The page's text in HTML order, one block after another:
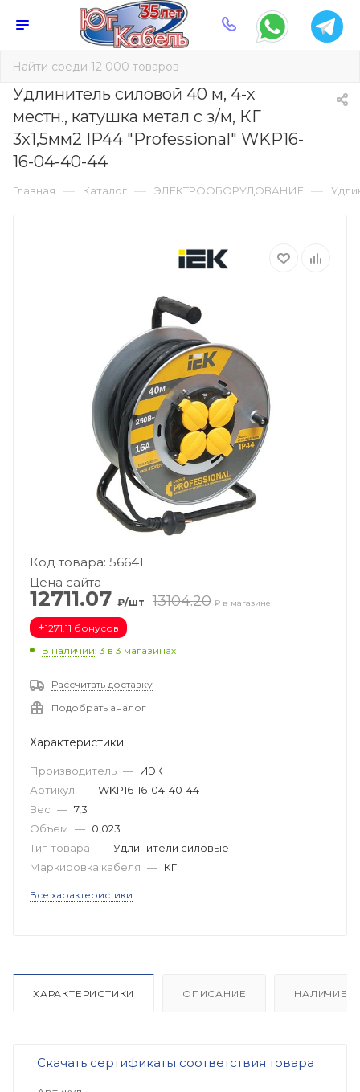
Удлинитель силовой 40 м, 4-х
местн., катушка метал с з/м, КГ
3х1,5мм2 IP44 "Professional" WKP16-
16-04-40-44
Главная — Каталог — ЭЛЕКТРООБОРУДОВАНИЕ —
Код товара: 56641
Цена сайта
12711.07 ₽/шт 13104.20 ₽ в магазине
+1271.11 бонусов
В наличии: 3 в 3 магазинах
Рассчитать доставку
Подобрать аналог
Характеристики
Производитель — ИЭК
Артикул — WKP16-16-04-40-44
Вес — 7,3
Объем — 0,023
Тип товара — Удлинители силовые
Маркировка кабеля — КГ
Все характеристики
ХАРАКТЕРИСТИКИ ОПИСАНИЕ НАЛИЧИЕ
Скачать сертификаты соответствия товара